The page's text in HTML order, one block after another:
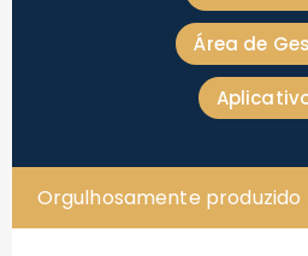
Área de
Orgulhosamente